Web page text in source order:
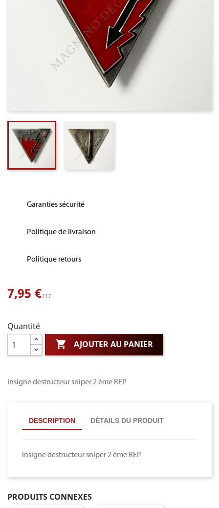
Garanties sécurité
Politique de livraison
Politique retours
7,95 €TTC
Quantité
 AJOUTER AU PANIER
Insigne destructeur sniper 2 ème REP
DESCRIPTION DÉTAILS DU PRODUIT
Insigne destructeur sniper 2 ème REP
PRODUITS CONNEXES